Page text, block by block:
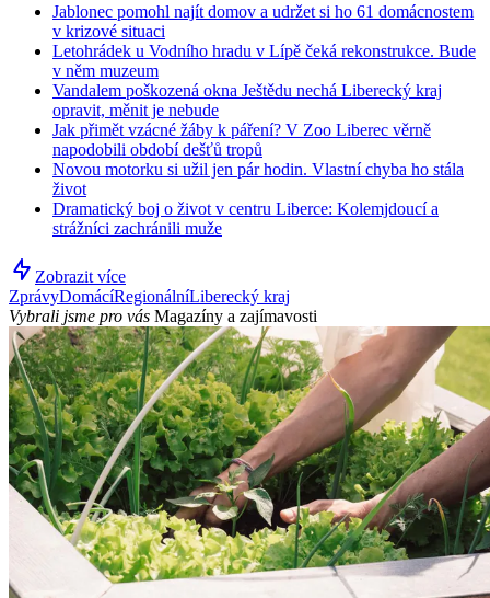
Jablonec pomohl najít domov a udržet si ho 61 domácnostem
v krizové situaci
Letohrádek u Vodního hradu v Lípě čeká rekonstrukce. Bude
v něm muzeum
Vandalem poškozená okna Ještědu nechá Liberecký kraj
opravit, měnit je nebude
Jak přimět vzácné žáby k páření? V Zoo Liberec věrně
napodobili období dešťů tropů
Novou motorku si užil jen pár hodin. Vlastní chyba ho stála
život
Dramatický boj o život v centru Liberce: Kolemjdoucí a
strážníci zachránili muže
Zobrazit více
ZprávyDomácíRegionálníLiberecký kraj
Vybrali jsme pro vás Magazíny a zajímavosti